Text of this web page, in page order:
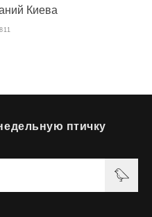
Киева
птичку